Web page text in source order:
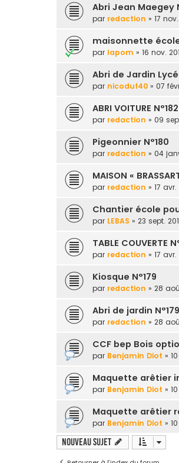
Abri Jean Maegey
par redaction » 17
maisonnette
par lapom » 16 nov.
Abri de Jardin
par nicoduf40 » 07
ABRI VOITURE N°182
par redaction » 09
Pigeonnier N°180
par redaction » 04
MAISON «
par redaction » 17 avr.
Chantier école
par LEBAS » 23 sept.
TABLE COUVERTE
par redaction » 17 avr.
Kiosque N°179
par redaction » 28
Abri de jardin N°179
par redaction » 28
CCF bep Bois
par Benjamin Diot »
Maquette arêtier
par Benjamin Diot »
Maquette arêtier
par Benjamin Diot »
Nouveau sujet